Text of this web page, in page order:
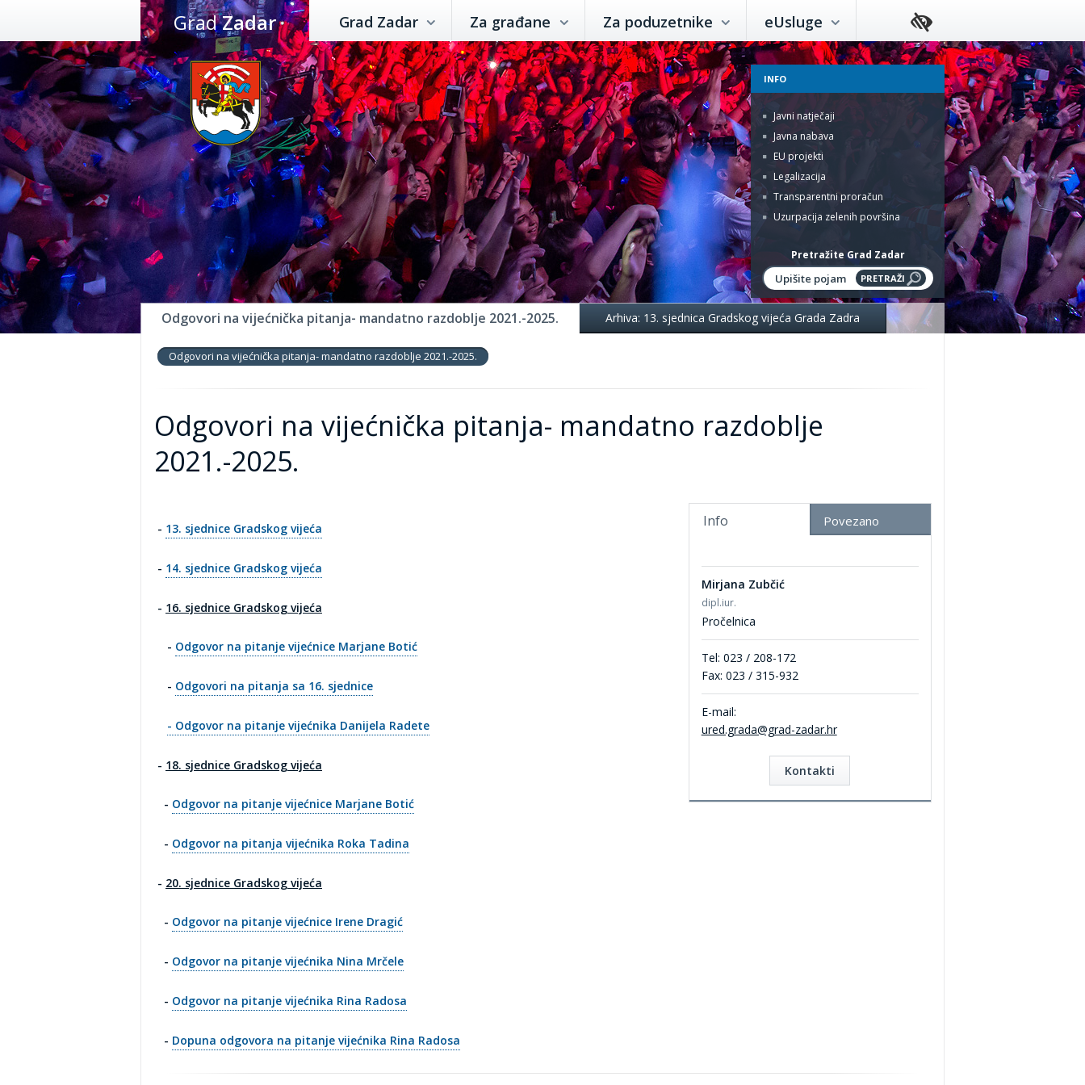
Preskoči
na
sadržaj
GradZadar Grad Zadar Za građane Za poduzetnike eUsluge
INFO
Javni natječaji
Javna nabava
EU projekti
Legalizacija
Transparentni proračun
Uzurpacija zelenih površina
Pretražite Grad Zadar
Odgovori na vijećnička pitanja- mandatno razdoblje 2021.-2025. Arhiva: 13. sjednica Gradskog vijeća Grada Zadra
Odgovori na vijećnička pitanja- mandatno razdoblje 2021.-2025.
Odgovori na vijećnička pitanja- mandatno razdoblje
2021.-2025.
- 13. sjednice Gradskog vijeća
- 14. sjednice Gradskog vijeća
- 16. sjednice Gradskog vijeća
- Odgovor na pitanje vijećnice Marjane Botić
- Odgovori na pitanja sa 16. sjednice
- Odgovor na pitanje vijećnika Danijela Radete
- 18. sjednice Gradskog vijeća
- Odgovor na pitanje vijećnice Marjane Botić
- Odgovor na pitanja vijećnika Roka Tadina
- 20. sjednice Gradskog vijeća
- Odgovor na pitanje vijećnice Irene Dragić
- Odgovor na pitanje vijećnika Nina Mrčele
- Odgovor na pitanje vijećnika Rina Radosa
- Dopuna odgovora na pitanje vijećnika Rina Radosa
Info Povezano
Mirjana Zubčić
dipl.iur.
Pročelnica
Tel: 023 / 208-172
Fax: 023 / 315-932
E-mail:
ured.grada@grad-zadar.hr
Kontakti